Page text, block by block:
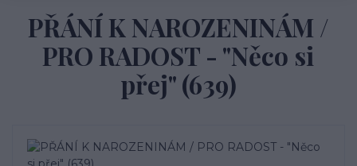
PŘÁNÍ K NAROZENINÁM /
PRO RADOST - "Něco si
přej" (639)